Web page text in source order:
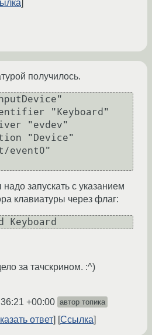
получилось.
event0"
запускать с указанием
клавиатуры через флаг:
за тачскрином. :^)
+00:00 автор топика
ответ Ссылка